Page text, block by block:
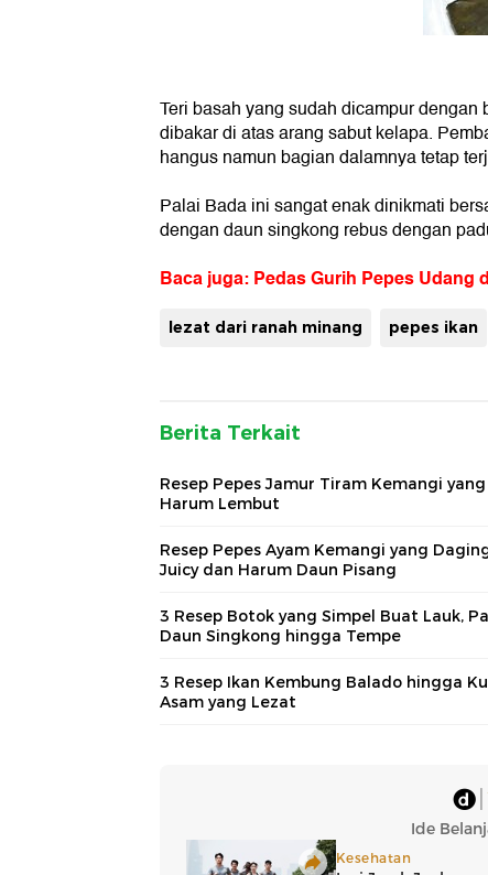
Teri basah yang sudah dicampur
dibakar di atas arang sabut kelapa.
hangus namun bagian dalamnya tetap
Palai Bada ini sangat enak dinikmati
dengan daun singkong rebus dengan
Baca juga: Pedas Gurih Pepes Udang
lezat dari ranah minang pepes ikan
Berita Terkait
Resep Pepes Jamur Tiram Kemangi yang
Harum Lembut
Resep Pepes Ayam Kemangi yang
Juicy dan Harum Daun Pisang
3 Resep Botok yang Simpel Buat Lauk,
Daun Singkong hingga Tempe
3 Resep Ikan Kembung Balado hingga
Asam yang Lezat